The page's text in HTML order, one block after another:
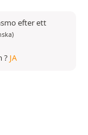
efter ett
? JA